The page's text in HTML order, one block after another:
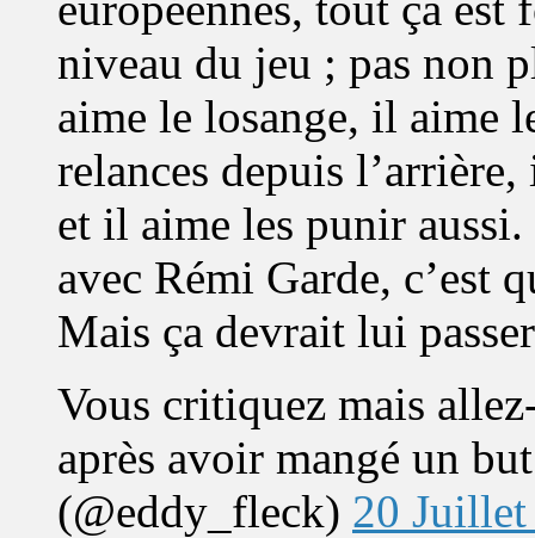
niveau du jeu ; pas non
aime le losange, il aime
relances depuis
et il aime les punir
avec Rémi Garde, c’est
Mais ça devrait lui
Vous critiquez mais
après avoir mangé un
(@eddy_fleck) 20